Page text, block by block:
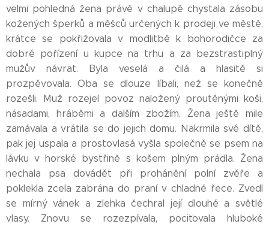
velmi pohledná žena právě v chalupě chystala zásobu
kožených šperků a měšců určených k prodeji ve městě,
krátce se pokřižovala v modlitbě k bohorodičce za
dobré pořízení u kupce na trhu a za bezstrastiplný
mužův návrat. Byla veselá a čilá a hlasitě si
prozpěvovala. Oba se dlouze líbali, než se konečně
rozešli. Muž rozejel povoz naložený proutěnými koši,
násadami, hráběmi a dalším zbožím. Žena ještě mile
zamávala a vrátila se do jejich domu. Nakrmila své dítě,
pak jej uspala a prostovlasá vyšla společně se psem na
lávku v horské bystřině s košem plným prádla. Žena
nechala psa dovádět při prohánění polní zvěře a
poklekla zcela zabrána do praní v chladné řece. Zvedl
se mírný vánek a zlehka čechral její dlouhé a světlé
vlasy. Znovu se rozezpívala, pociťovala hluboké